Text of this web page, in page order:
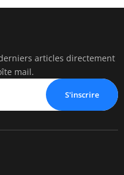
articles directement
mail.
S'inscrire